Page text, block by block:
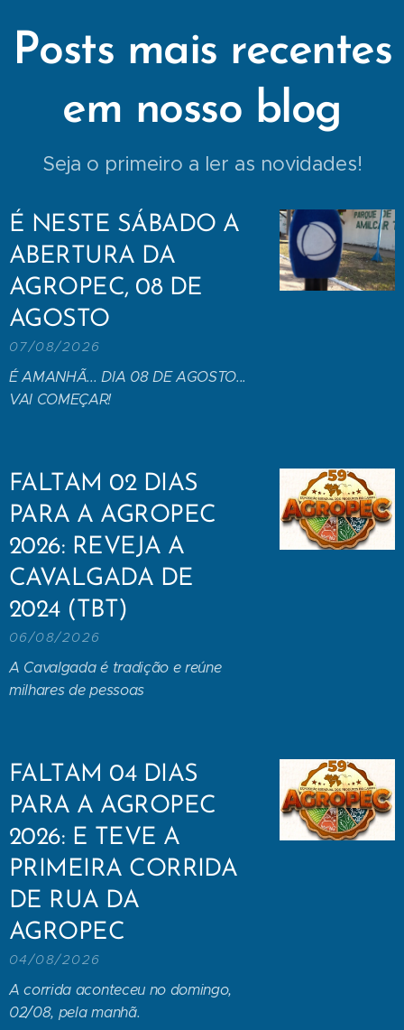
Posts mais recentes
em nosso blog
Seja o primeiro a ler as novidades!
É NESTE SÁBADO A
ABERTURA DA
AGROPEC, 08 DE
AGOSTO
07/08/2026
É AMANHÃ... DIA 08 DE AGOSTO...
VAI COMEÇAR!
FALTAM 02 DIAS
PARA A AGROPEC
2026: REVEJA A
CAVALGADA DE
2024 (TBT)
06/08/2026
A Cavalgada é tradição e reúne
milhares de pessoas
FALTAM 04 DIAS
PARA A AGROPEC
2026: E TEVE A
PRIMEIRA CORRIDA
DE RUA DA
AGROPEC
04/08/2026
A corrida aconteceu no domingo,
02/08, pela manhã.